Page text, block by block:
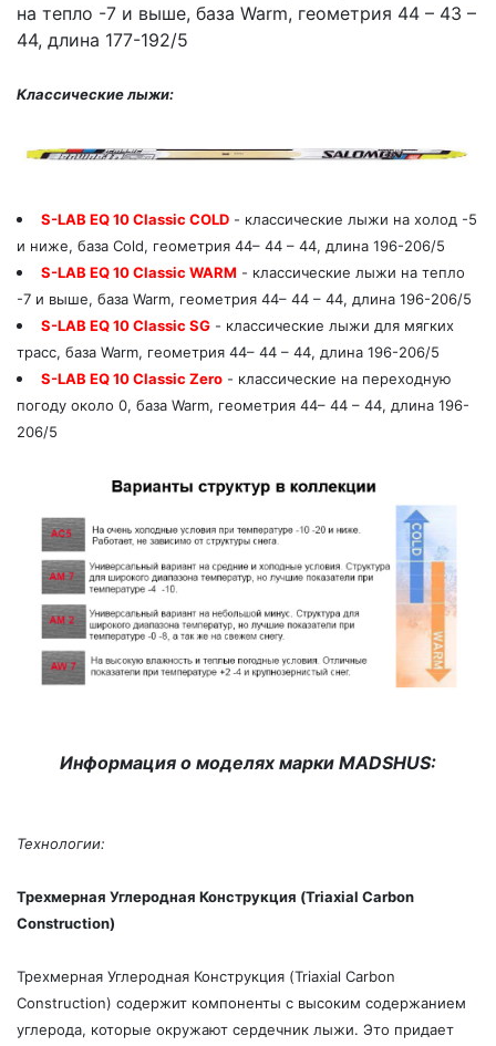
на тепло -7 и выше, база Warm, геометрия 44 – 43 –
44, длина 177-192/5
Классические лыжи:
S-LAB EQ 10 Classic СOLD - классические лыжи на холод -5
и ниже, база Сold, геометрия 44– 44 – 44, длина 196-206/5
S-LAB EQ 10 Classic WARM - классические лыжи на тепло
-7 и выше, база Warm, геометрия 44– 44 – 44, длина 196-206/5
S-LAB EQ 10 Classic SG - классические лыжи для мягких
трасс, база Warm, геометрия 44– 44 – 44, длина 196-206/5
S-LAB EQ 10 Classic Zero - классические на переходную
погоду около 0, база Warm, геометрия 44– 44 – 44, длина 196-
206/5
Информация о моделях марки MADSHUS:
Технологии:
Трехмерная Углеродная Конструкция (Triaxial Carbon
Construction)
Трехмерная Углеродная Конструкция (Triaxial Carbon
Construction) содержит компоненты с высоким содержанием
углерода, которые окружают сердечник лыжи. Это придает